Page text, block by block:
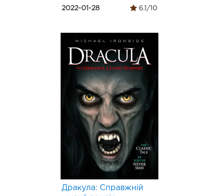
2022-01-28 6.1/10
Дракула: Справжній